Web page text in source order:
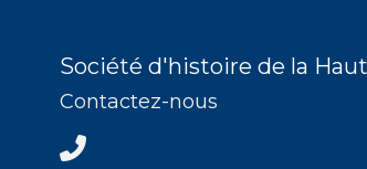
Société d'histoire de la
Contactez-nous
(450) 372-4500